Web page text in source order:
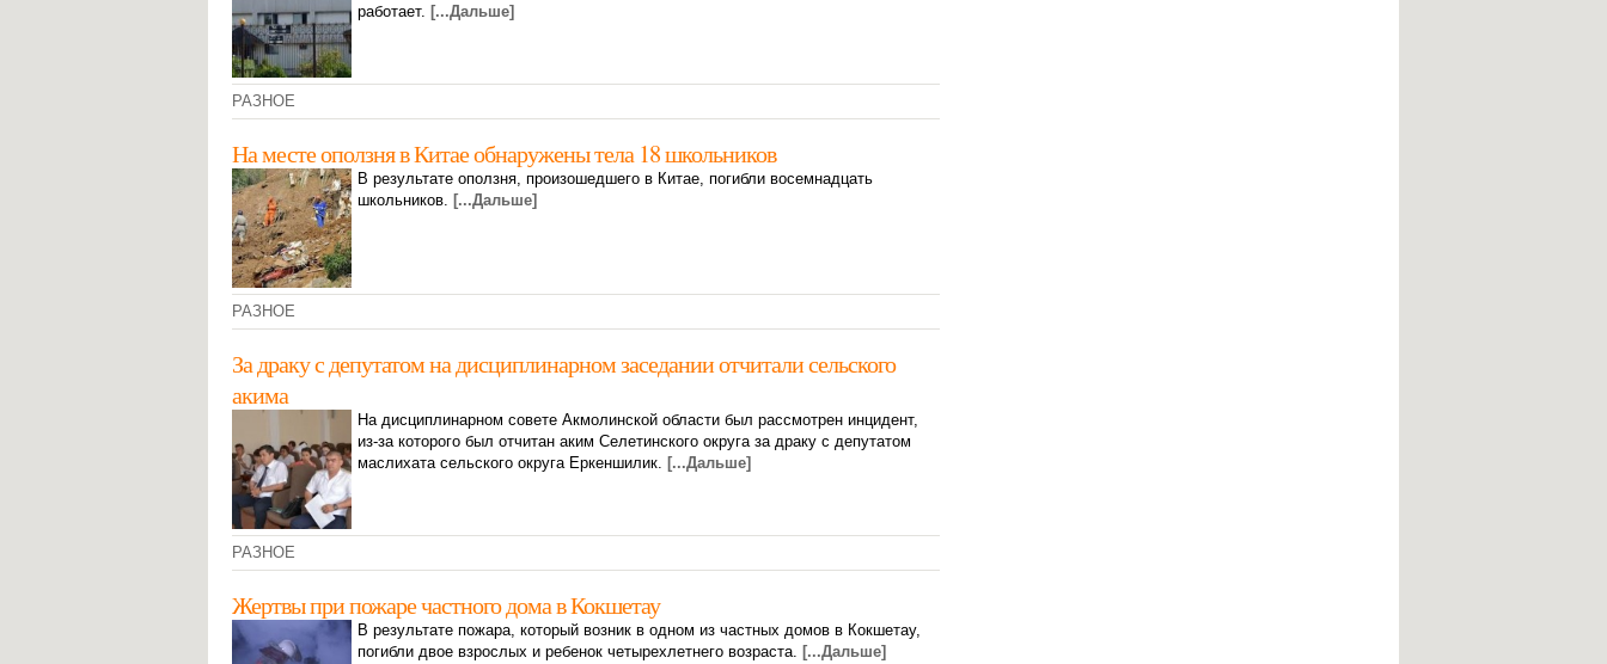
работает. [...Дальше]
РАЗНОЕ
На месте оползня в Китае обнаружены тела 18 школьников
В результате оползня, произошедшего в Китае, погибли восемнадцать
школьников. [...Дальше]
РАЗНОЕ
За драку с депутатом на дисциплинарном заседании отчитали сельского
акима
На дисциплинарном совете Акмолинской области был рассмотрен инцидент,
из-за которого был отчитан аким Селетинского округа за драку с депутатом
маслихата сельского округа Еркеншилик. [...Дальше]
РАЗНОЕ
Жертвы при пожаре частного дома в Кокшетау
В результате пожара, который возник в одном из частных домов в Кокшетау,
погибли двое взрослых и ребенок четырехлетнего возраста. [...Дальше]